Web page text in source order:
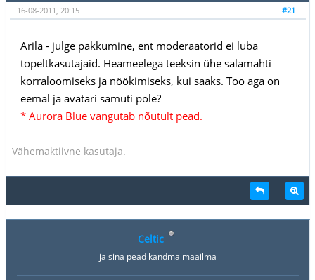
#21
16-08-2011, 20:15
Arila - julge pakkumine, ent moderaatorid ei luba
topeltkasutajaid. Heameelega teeksin ühe salamahti
korraloomiseks ja nöökimiseks, kui saaks. Too aga on
eemal ja avatari samuti pole?
* Aurora Blue vangutab nõutult pead.
Vähemaktiivne kasutaja.
Celtic
ja sina pead kandma maailma